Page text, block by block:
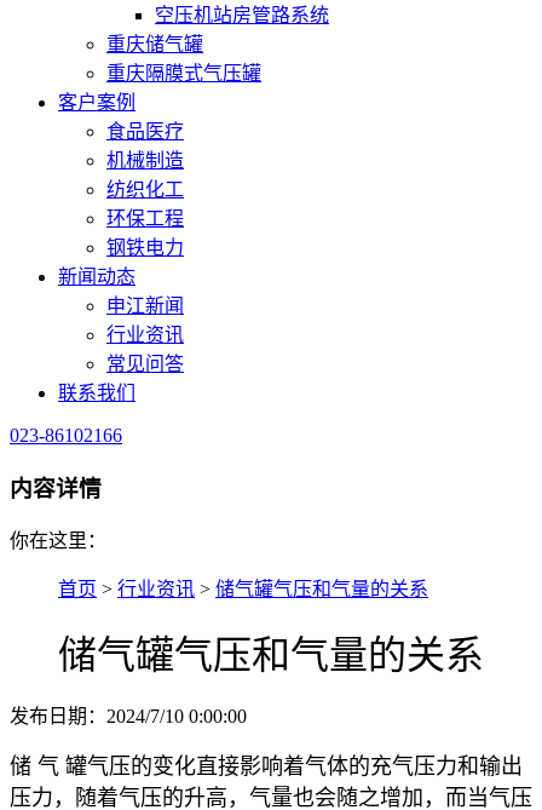
空压机站房管路系统
重庆储气罐
重庆隔膜式气压罐
客户案例
食品医疗
机械制造
纺织化工
环保工程
钢铁电力
新闻动态
申江新闻
行业资讯
常见问答
联系我们
023-86102166
内容详情
你在这里：
首页 > 行业资讯 > 储气罐气压和气量的关系
储气罐气压和气量的关系
发布日期：2024/7/10 0:00:00
储 气 罐气压的变化直接影响着气体的充气压力和输出
压力，随着气压的升高，气量也会随之增加，而当气压